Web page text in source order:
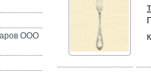
ООО